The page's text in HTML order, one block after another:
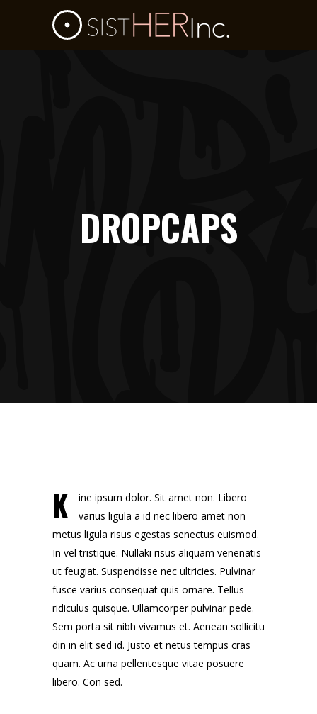
DROPCAPS
K
ine ipsum dolor. Sit amet non. Libero
varius ligula a id nec libero amet non
metus ligula risus egestas senectus euismod.
In vel tristique. Nullaki risus aliquam venenatis
ut feugiat. Suspendisse nec ultricies. Pulvinar
fusce varius consequat quis ornare. Tellus
ridiculus quisque. Ullamcorper pulvinar pede.
Sem porta sit nibh vivamus et. Aenean sollicitu
din in elit sed id. Justo et netus tempus cras
quam. Ac urna pellentesque vitae posuere
libero. Con sed.